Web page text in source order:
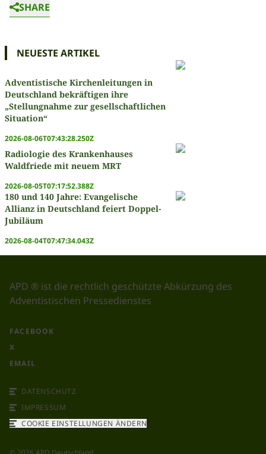
SHARE
NEUESTE ARTIKEL
Adventistische Kirchenleitungen in
Deutschland bekräftigen ihre
„Stellungnahme zur gesellschaftlichen
Situation“
2026-08-06T07:43:28.250Z
Radiologie des Krankenhauses
Waldfriede mit neuem MRT
2026-08-05T07:17:52.388Z
180 und 140 Jahre: Evangelische
Allianz in Deutschland feiert Doppel-
Jubiläum
2026-08-04T07:47:34.043Z
APD ® ist die rechtlich geschützte Abkürzung des
Adventistischen Pressedienstes
FACEBOOK
X
EMAIL
DATENSCHUTZ
IMPRESSUM
COOKIE EINSTELLUNGEN ÄNDERN